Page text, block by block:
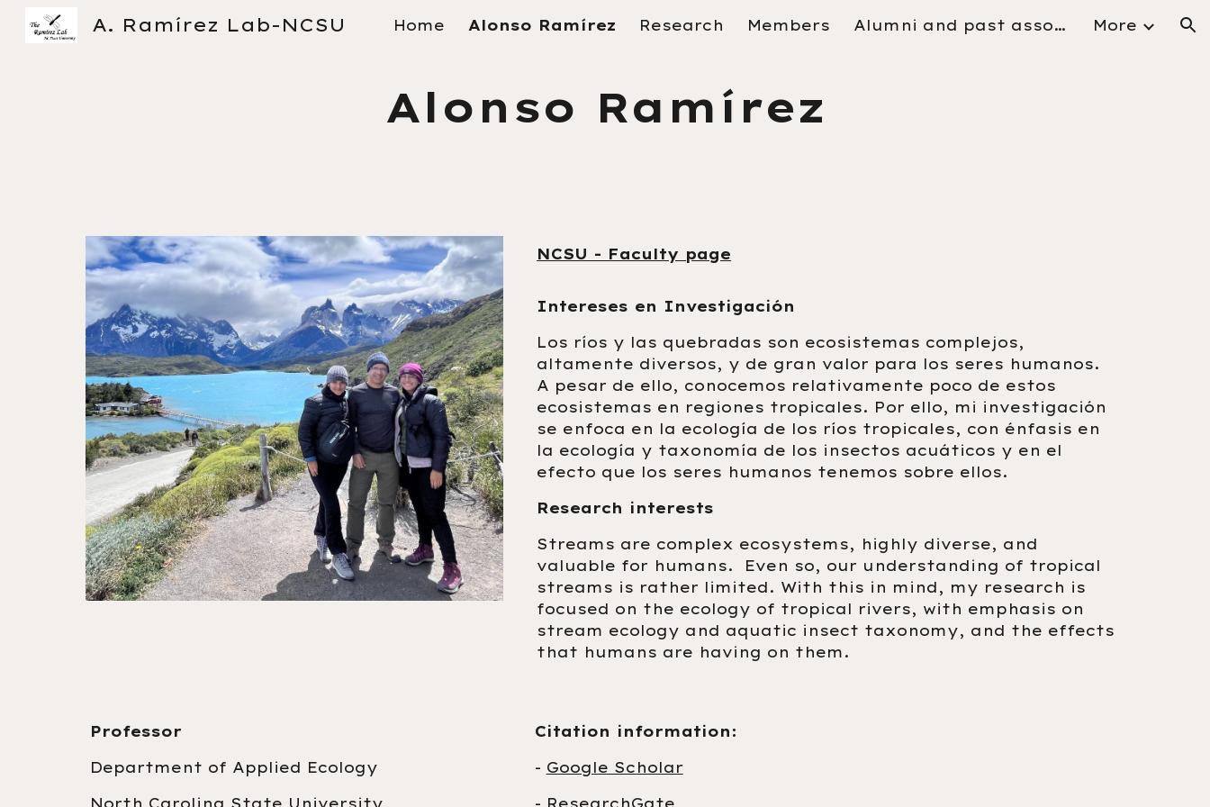
Skip to main content Skip to navigation
A. Ramírez Lab-NCSU Home Alonso Ramírez Research Members Alumni and past associates More
Alonso Ramírez
NCSU - Faculty page
Intereses en Investigación
Los ríos y las quebradas son ecosistemas complejos,
altamente diversos, y de gran valor para los seres humanos.
A pesar de ello, conocemos relativamente poco de estos
ecosistemas en regiones tropicales. Por ello, mi investigación
se enfoca en la ecología de los ríos tropicales, con énfasis en
la ecología y taxonomía de los insectos acuáticos y en el
efecto que los seres humanos tenemos sobre ellos.
Research interests
Streams are complex ecosystems, highly diverse, and
valuable for humans. Even so, our understanding of tropical
streams is rather limited. With this in mind, my research is
focused on the ecology of tropical rivers, with emphasis on
stream ecology and aquatic insect taxonomy, and the effects
that humans are having on them.
Professor
Department of Applied Ecology
North Carolina State University
Citation information:
- Google Scholar
- ResearchGate